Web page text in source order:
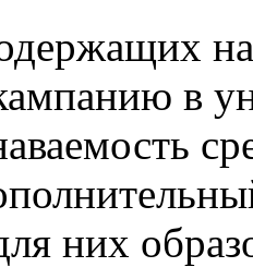
в
них